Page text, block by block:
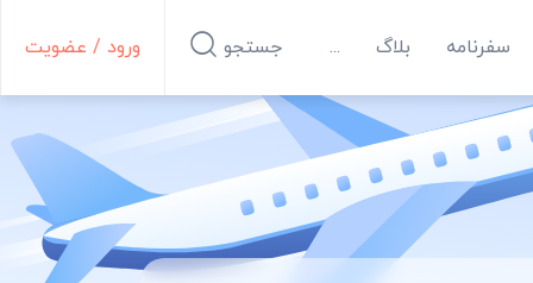
سفرنامه بلاگ ... ورود / عضویت جستجو